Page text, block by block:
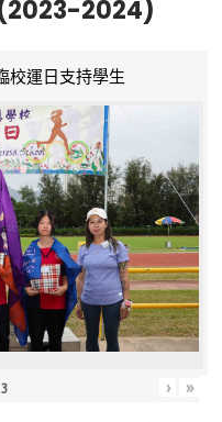
(2023-2024)
校運日支持學生
3 › »